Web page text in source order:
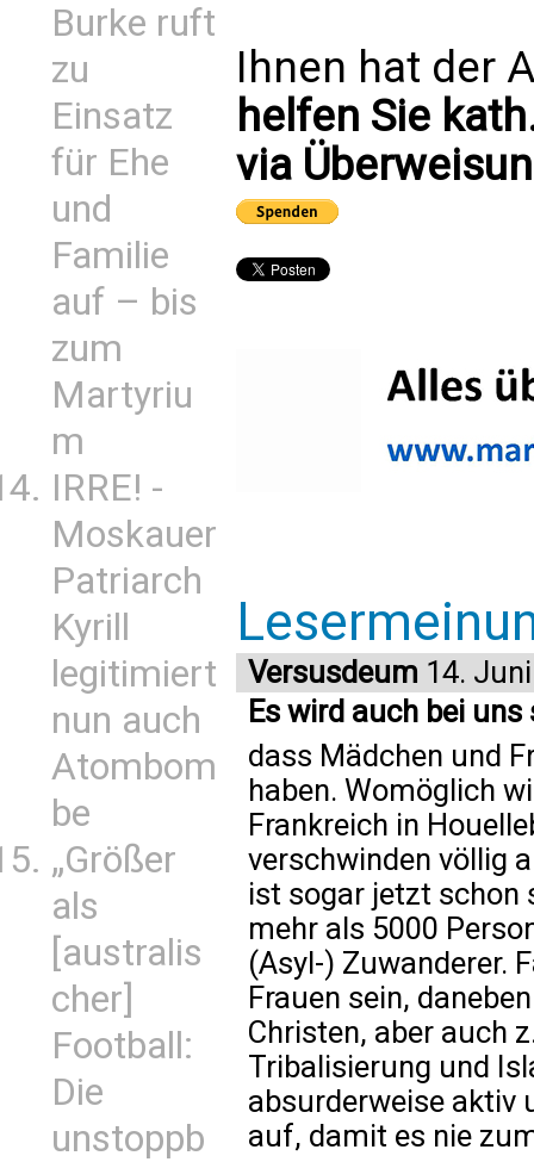
Burke ruft
zu
Einsatz
für Ehe
und
Familie
auf – bis
zum
Martyriu
m
IRRE! -
Moskauer
Patriarch
Kyrill
legitimiert
nun auch
Atombom
be
„Größer
als
[australis
cher]
Football:
Die
unstoppb
Ihnen hat der
helfen Sie
via
Versusdeum 14.
Es wird auch bei uns
dass Mädchen und
haben. Womöglich
Frankreich in
verschwinden völlig
ist sogar jetzt schon
mehr als 5000
(Asyl-) Zuwanderer.
Frauen sein,
Christen, aber auch
Tribalisierung und
absurderweise aktiv
auf, damit es nie